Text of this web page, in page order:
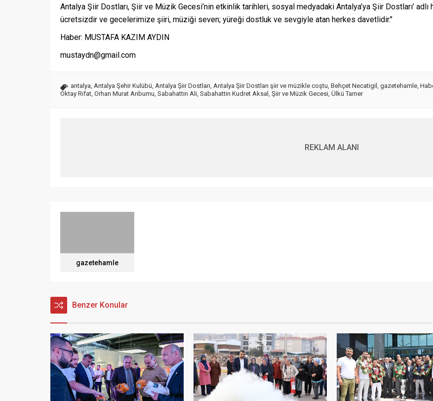
Antalya Şiir Dostları, Şiir ve Müzik Gecesi’nin etkinlik tarihleri, sosyal medyadaki Antalya’ya Şiir Dostları’
ücretsizdir ve gecelerimize şiiri, müziği seven; yüreği dostluk ve sevgiyle atan herkes davetlidir.’’
Haber: MUSTAFA KAZIM AYDIN
mustaydn@gmail.com
antalya, Antalya Şehir Kulübü, Antalya Şiir Dostları, Antalya Şiir Dostları şiir ve müzikle coştu, Behçet Necatigil , gazetehamle,
Oktay Rifat, Orhan Murat Arıburnu, Sabahattin Ali, Sabahattin Kudret Aksal , Şiir ve Müzik Gecesi, Ülkü Tamer
REKLAM ALANI
gazetehamle
Benzer Konular